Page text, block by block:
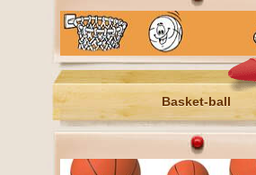
Basket-ball